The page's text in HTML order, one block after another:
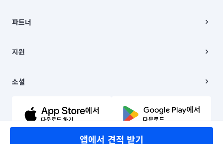
앱에서 견적 받기
주소 | 본사: 서울특별시 종로구 율곡로 6(중학동, 트윈트리빌딩) B동 5층
컨택센터 : 서울특별시 종로구 수송동 율곡로 24, 7층, 8층 미소
상품, 상품정보, 거래에 관한 의무와 책임은 거래당사자에게 있습니다.
언론 보도 관련 문의:
© 유한회사 미소. Miso, Inc. All Rights Reserved.
채용
파트너
이사
지원
이용약관
문의하기
소셜
유튜브